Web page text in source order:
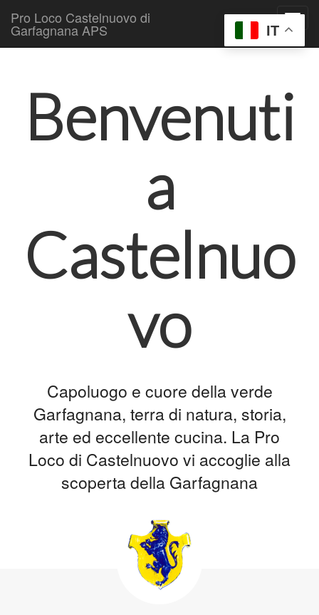
Pro Loco Castelnuovo di
Garfagnana APS
Benvenuti
a
Castelnuo
vo
Capoluogo e cuore della verde
Garfagnana, terra di natura, storia,
arte ed eccellente cucina. La Pro
Loco di Castelnuovo vi accoglie alla
scoperta della Garfagnana
IT